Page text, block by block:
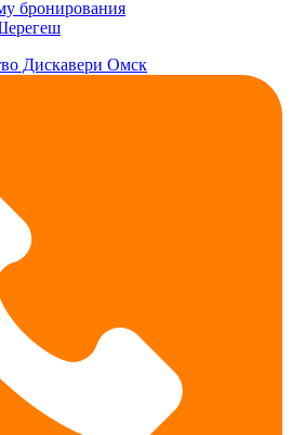
бронирования